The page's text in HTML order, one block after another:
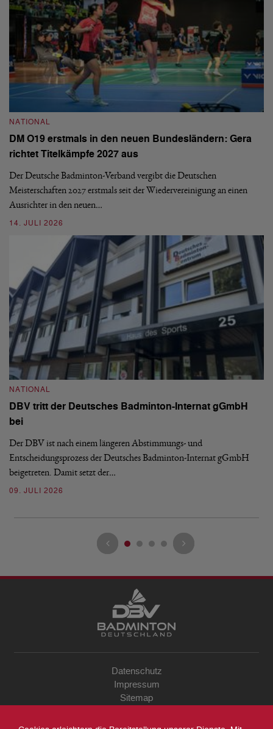
NATIONAL
DM O19 erstmals in den neuen Bundesländern: Gera
richtet Titelkämpfe 2027 aus
Der Deutsche Badminton-Verband vergibt die Deutschen
Meisterschaften 2027 erstmals seit der Wiedervereinigung an einen
Ausrichter in den neuen…
14. JULI 2026
NATIONAL
DBV tritt der Deutsches Badminton-Internat gGmbH
bei
Der DBV ist nach einem längeren Abstimmungs- und
Entscheidungsprozess der Deutsches Badminton-Internat gGmbH
beigetreten. Damit setzt der…
09. JULI 2026
Datenschutz
Impressum
Sitemap
Archiv